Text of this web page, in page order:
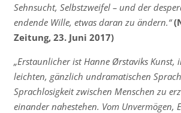
Sehnsucht, Selbstzweifel – und der
endende Wille, etwas daran zu ändern.“
Zeitung, 23. Juni 2017)
„Erstaunlicher ist Hanne Ørstaviks Kunst,
leichten, gänzlich undramatischen
Sprachlosigkeit zwischen Menschen zu
einander nahestehen. Vom Unvermögen,